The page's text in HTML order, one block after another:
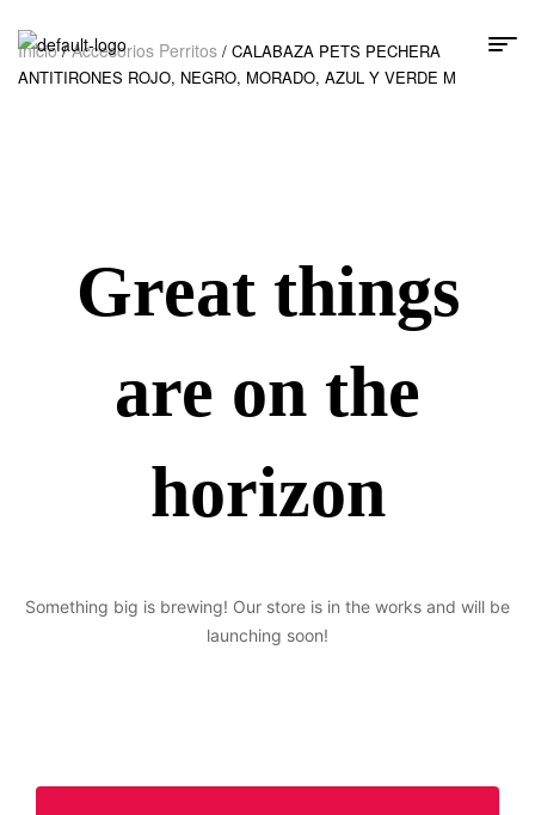
Inicio/Accesorios Perritos / CALABAZA PETS PECHERA
ANTITIRONES ROJO, NEGRO, MORADO, AZUL Y VERDE M
Great things
are on the
horizon
Something big is brewing! Our store is in the works and will be
launching soon!